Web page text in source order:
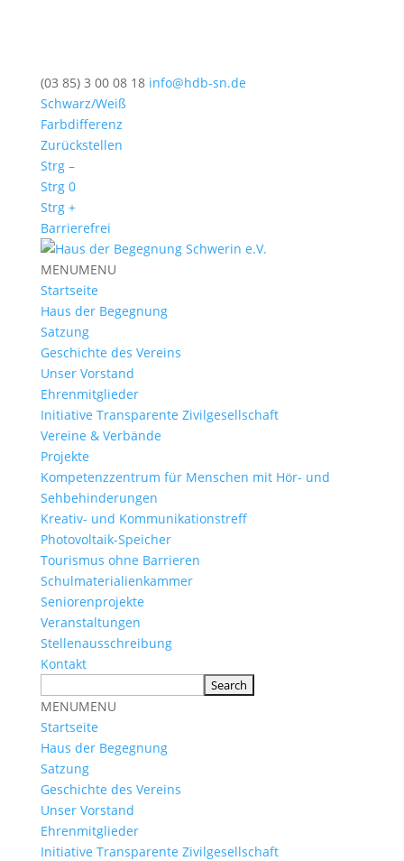
(03 85) 3 00 08 18 info@hdb-sn.de
Schwarz/Weiß
Farbdifferenz
Zurückstellen
Strg –
Strg 0
Strg +
Barrierefrei
MENUMENU
Startseite
Haus der Begegnung
Satzung
Geschichte des Vereins
Unser Vorstand
Ehrenmitglieder
Initiative Transparente Zivilgesellschaft
Vereine & Verbände
Projekte
Kompetenzzentrum für Menschen mit Hör- und
Sehbehinderungen
Kreativ- und Kommunikationstreff
Photovoltaik-Speicher
Tourismus ohne Barrieren
Schulmaterialienkammer
Seniorenprojekte
Veranstaltungen
Stellenausschreibung
Kontakt
MENUMENU
Startseite
Haus der Begegnung
Satzung
Geschichte des Vereins
Unser Vorstand
Ehrenmitglieder
Initiative Transparente Zivilgesellschaft